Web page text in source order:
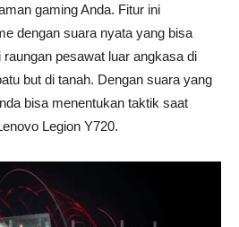
gaming Anda. Fitur ini
dengan suara nyata yang bisa
pesawat luar angkasa di
but di tanah. Dengan suara yang
bisa menentukan taktik saat
Legion Y720.